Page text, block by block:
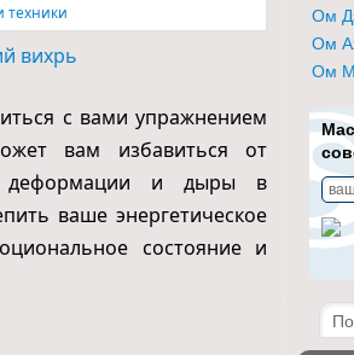
техники
с вами упражнением
вам избавиться от
деформации и дыры в
ваше энергетическое
состояние и
Ом
Ом
Ом